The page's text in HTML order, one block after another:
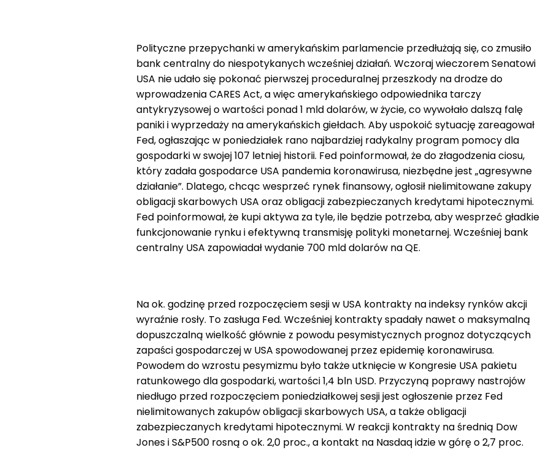
Polityczne przepychanki w amerykańskim parlamencie przedłużają się, co zmusiło
bank centralny do niespotykanych wcześniej działań. Wczoraj wieczorem Senatowi
USA nie udało się pokonać pierwszej proceduralnej przeszkody na drodze do
wprowadzenia CARES Act, a więc amerykańskiego odpowiednika tarczy
antykryzysowej o wartości ponad 1 mld dolarów, w życie, co wywołało dalszą falę
paniki i wyprzedaży na amerykańskich giełdach. Aby uspokoić sytuację zareagował
Fed, ogłaszając w poniedziałek rano najbardziej radykalny program pomocy dla
gospodarki w swojej 107 letniej historii. Fed poinformował, że do złagodzenia ciosu,
który zadała gospodarce USA pandemia koronawirusa, niezbędne jest „agresywne
działanie”. Dlatego, chcąc wesprzeć rynek finansowy, ogłosił nielimitowane zakupy
obligacji skarbowych USA oraz obligacji zabezpieczanych kredytami hipotecznymi.
Fed poinformował, że kupi aktywa za tyle, ile będzie potrzeba, aby wesprzeć gładkie
funkcjonowanie rynku i efektywną transmisję polityki monetarnej. Wcześniej bank
centralny USA zapowiadał wydanie 700 mld dolarów na QE.
Na ok. godzinę przed rozpoczęciem sesji w USA kontrakty na indeksy rynków akcji
wyraźnie rosły. To zasługa Fed. Wcześniej kontrakty spadały nawet o maksymalną
dopuszczalną wielkość głównie z powodu pesymistycznych prognoz dotyczących
zapaści gospodarczej w USA spowodowanej przez epidemię koronawirusa.
Powodem do wzrostu pesymizmu było także utknięcie w Kongresie USA pakietu
ratunkowego dla gospodarki, wartości 1,4 bln USD. Przyczyną poprawy nastrojów
niedługo przed rozpoczęciem poniedziałkowej sesji jest ogłoszenie przez Fed
nielimitowanych zakupów obligacji skarbowych USA, a także obligacji
zabezpieczanych kredytami hipotecznymi. W reakcji kontrakty na średnią Dow
Jones i S&P500 rosną o ok. 2,0 proc., a kontakt na Nasdaq idzie w górę o 2,7 proc.